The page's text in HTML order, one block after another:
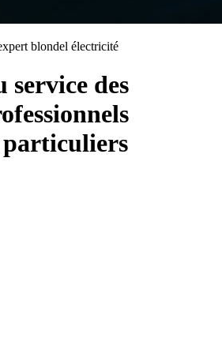
blondel électricité
service des
particuliers